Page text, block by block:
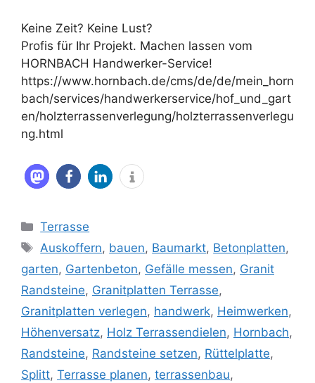
Keine Zeit? Keine Lust?
Profis für Ihr Projekt. Machen lassen vom
HORNBACH Handwerker-Service!
https://www.hornbach.de/cms/de/de/mein_horn
bach/services/handwerkerservice/hof_und_gart
en/holzterrassenverlegung/holzterrassenverlegu
ng.html
Kategorien
Terrasse
Schlagwörter
Auskoffern, bauen, Baumarkt, Betonplatten,
garten, Gartenbeton, Gefälle messen, Granit
Randsteine, Granitplatten Terrasse,
Granitplatten verlegen, handwerk, Heimwerken,
Höhenversatz, Holz Terrassendielen, Hornbach,
Randsteine, Randsteine setzen, Rüttelplatte,
Splitt, Terrasse planen, terrassenbau,